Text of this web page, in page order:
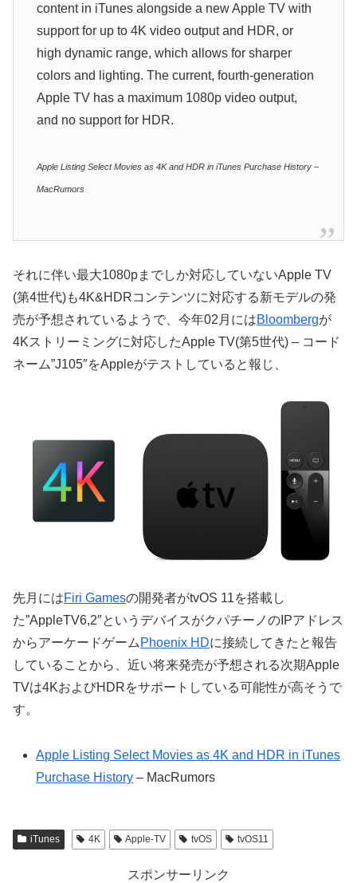
content in iTunes alongside a new Apple TV with
support for up to 4K video output and HDR, or
high dynamic range, which allows for sharper
colors and lighting. The current, fourth-generation
Apple TV has a maximum 1080p video output,
and no support for HDR.
Apple Listing Select Movies as 4K and HDR in iTunes Purchase History –
MacRumors
それに伴い最大1080pまでしか対応していないApple TV
(第4世代)も4K&HDRコンテンツに対応する新モデルの発
売が予想されているようで、今年02月にはBloombergが
4Kストリーミングに対応したApple TV(第5世代) – コード
ネーム”J105″をAppleがテストしていると報じ、
先月にはFiri Gamesの開発者がtvOS 11を搭載し
た”AppleTV6,2″というデバイスがクパチーノのIPアドレス
からアーケードゲーム Phoenix HDに接続してきたと報告
していることから、近い将来発売が予想される次期Apple
TVは4KおよびHDRをサポートしている可能性が高そうで
す。
Apple Listing Select Movies as 4K and HDR in iTunes
Purchase History – MacRumors
iTunes 4K Apple-TV tvOS tvOS11
スポンサーリンク